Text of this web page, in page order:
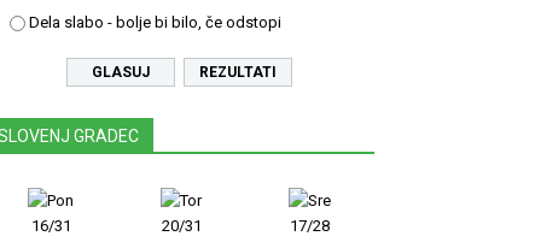
Dela slabo - bolje bi bilo, če odstopi
REZULTATI
GRADEC
16/31 20/31 17/28